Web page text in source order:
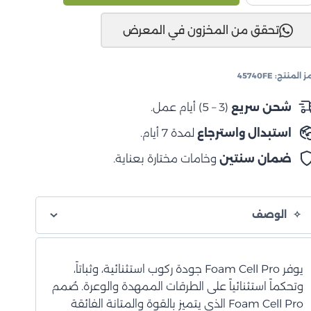
2010+
تحقق من المخزون في المعرض
المنتج: 45740FE
شحن سريع (3 – 5) أيام عمل.
استبدال واسترجاع لمدة 7 أيام.
ضمان سنتينوخامات مختارة بعناية.
الوصف
يوفر Foam Cell Pro جودة ركوب استثنائية، وثباتاً،
وتحكماً استثنائياً على الطرقات الممهدة والوعرة. صُمم
Foam Cell Pro الذي يتميز بالقوة والمتانة الفائقة